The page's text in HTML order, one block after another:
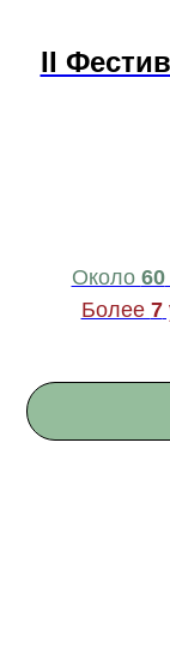
II
Около 60
Более 7